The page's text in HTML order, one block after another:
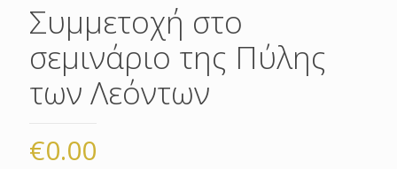
Συμμετοχή στο
σεμινάριο της Πύλης
των Λεόντων
€0.00